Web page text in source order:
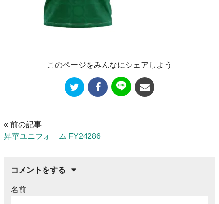
このページをみんなにシェアしよう
« 前の記事
昇華ユニフォーム FY24286
コメントをする
名前